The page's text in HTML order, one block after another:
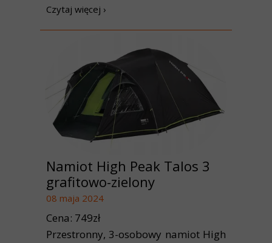
Czytaj więcej ›
Namiot High Peak Talos 3
grafitowo-zielony
08 maja 2024
Cena: 749zł
Przestronny, 3-osobowy namiot High